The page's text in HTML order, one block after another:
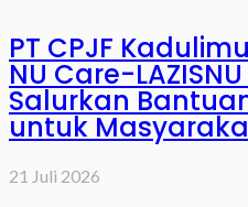
PT CPJF
NU Care-
Salurkan
untuk
21 Juli 2026